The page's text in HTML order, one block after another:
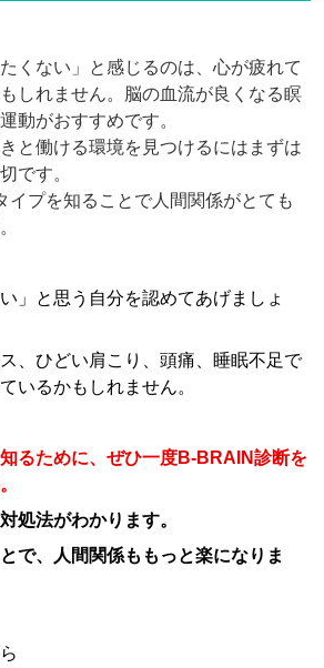
たくない」と感じるのは、心が疲れて
しれません。脳の血流が良くなる瞑
動がおすすめです。
と働ける環境を見つけるにはまずは
です。
イプを知ることで人間関係がとても
」と思う自分を認めてあげましょ
、ひどい肩こり、頭痛、睡眠不足で
いるかもしれません。
るために、ぜひ一度B-BRAIN診断を
処法がわかります。
で、人間関係ももっと楽になりま